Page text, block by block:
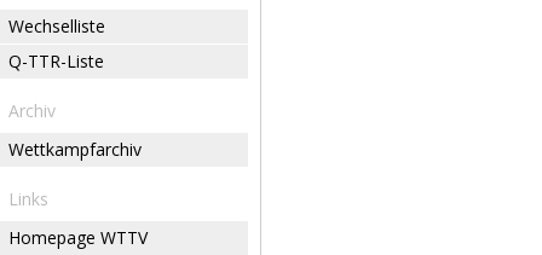
Wechselliste
Q-TTR-Liste
Archiv
Wettkampfarchiv
Links
Homepage WTTV